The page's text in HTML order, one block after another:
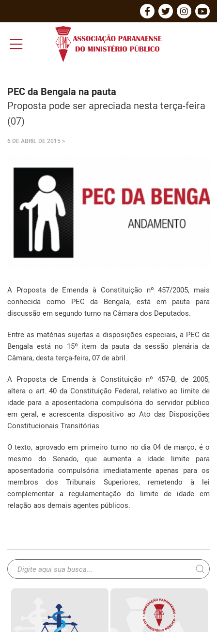
PEC da Bengala na pauta
Proposta pode ser apreciada nesta terça-feira
(07)
6 DE ABRIL DE 2015 >
A Proposta de Emenda à Constituição nº 457/2005, mais
conhecida como PEC da Bengala, está em pauta para
discussão em segundo turno na Câmara dos Deputados.
Entre as matérias sujeitas a disposições especiais, a PEC da
Bengala está no 15º item da pauta da sessão plenária da
Câmara, desta terça-feira, 07 de abril.
A Proposta de Emenda à Constituição nº 457-B, de 2005,
altera o art. 40 da Constituição Federal, relativo ao limite de
idade para a aposentadoria compulsória do servidor público
em geral, e acrescenta dispositivo ao Ato das Disposições
Constitucionais Transitórias.
O texto, aprovado em primeiro turno no dia 04 de março, é o
mesmo do Senado, que aumenta a idade limite para
aposentadoria compulsória imediatamente apenas para os
membros dos Tribunais Superiores, remetendo à lei
complementar a regulamentação do limite de idade em
relação aos demais agentes públicos.